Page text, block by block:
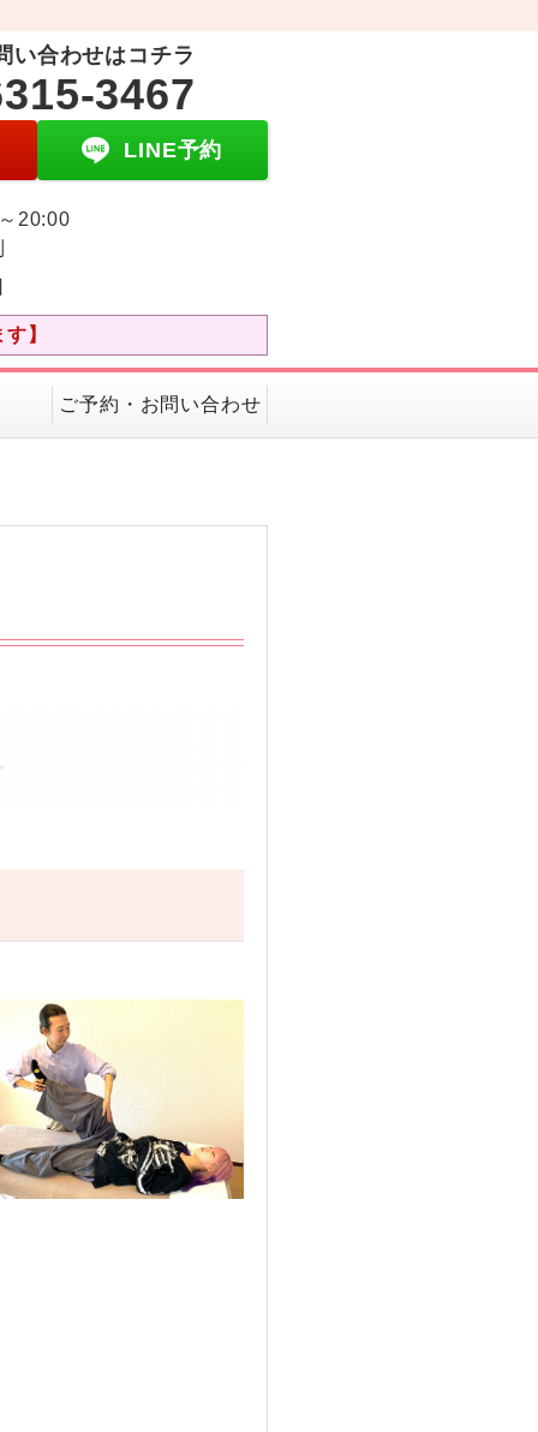
い合わせはコチラ
3467
LINE予約
20:00
】
ご予約・お問い合わせ